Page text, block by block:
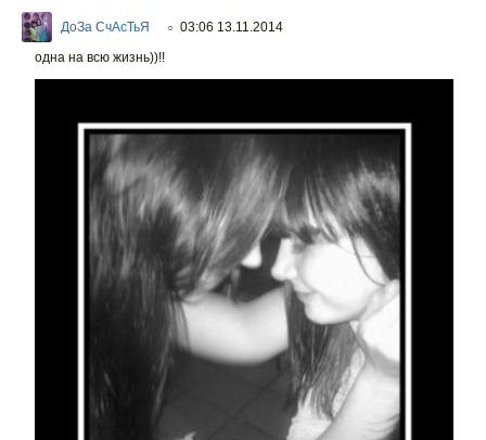
ДоЗа СчАсТьЯ ○ 03:06 13.11.2014
одна на всю жизнь))!!